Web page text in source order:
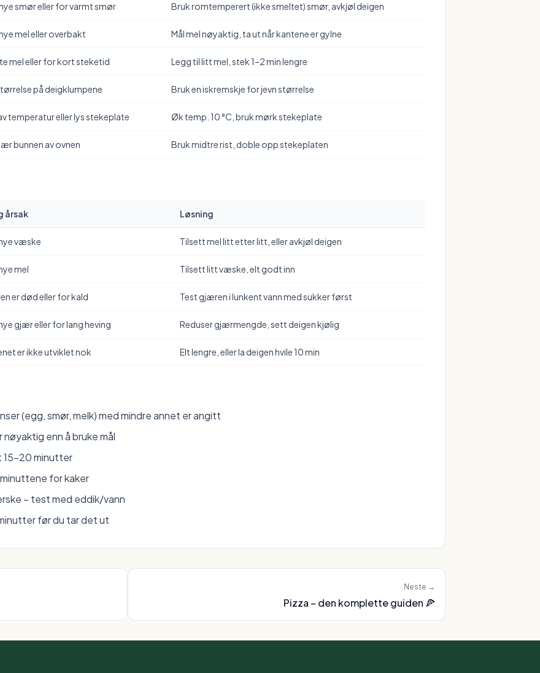
smør eller for varmt smør Bruk romtemperert (ikke smeltet) smør, avkjøl deigen
mel eller overbakt Mål mel nøyaktig, ta ut når kantene er gylne
mel eller for kort steketid Legg til litt mel, stek 1–2 min lengre
på deigklumpene Bruk en iskremskje for jevn størrelse
temperatur eller lys stekeplate Øk temp. 10 °C, bruk mørk stekeplate
bunnen av ovnen Bruk midtre rist, doble opp stekeplaten
årsak Løsning
væske Tilsett mel litt etter litt, eller avkjøl deigen
mel Tilsett litt væske, elt godt inn
er død eller for kald Test gjæren i lunkent vann med sukker først
gjær eller for lang heving Reduser gjærmengde, sett deigen kjølig
er ikke utviklet nok Elt lengre, eller la deigen hvile 10 min
(egg, smør, melk) med mindre annet er angitt
enn å bruke mål
15–20 minutter
for kaker
– test med eddik/vann
før du tar det ut
Neste →
Pizza – den komplette guiden 🍕